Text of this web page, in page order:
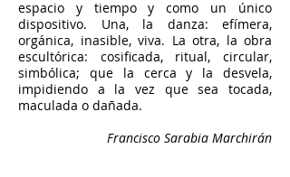
espacio y tiempo y como un único
dispositivo. Una, la danza: efímera,
orgánica, inasible, viva. La otra, la obra
escultórica: cosificada, ritual, circular,
simbólica; que la cerca y la desvela,
impidiendo a la vez que sea tocada,
maculada o dañada.
Francisco Sarabia Marchirán